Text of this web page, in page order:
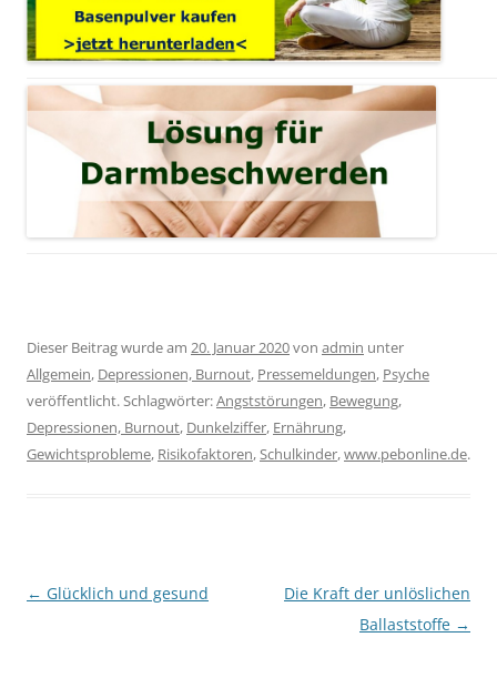
Dieser Beitrag wurde am 20. Januar 2020von admin unter
Allgemein, Depressionen, Burnout, Pressemeldungen, Psyche
veröffentlicht. Schlagwörter:Angststörungen, Bewegung,
Depressionen, Burnout, Dunkelziffer, Ernährung,
Gewichtsprobleme, Risikofaktoren,Schulkinder,www.pebonline.de.
Beitragsnavigation
← Glücklich und gesund
Die Kraft der unlöslichen
Ballaststoffe →